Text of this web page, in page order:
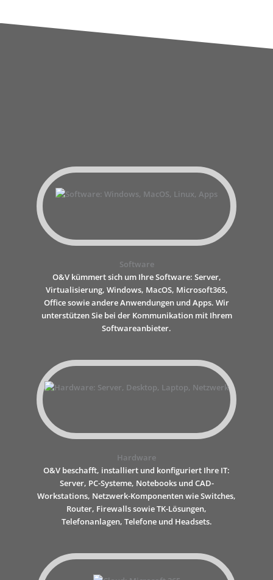
Software
O&V kümmert sich um Ihre Software: Server,
Virtualisierung, Windows, MacOS, Microsoft365,
Office sowie andere Anwendungen und Apps. Wir
unterstützen Sie bei der Kommunikation mit Ihrem
Softwareanbieter.
Hardware
O&V beschafft, installiert und konfiguriert Ihre IT:
Server, PC-Systeme, Notebooks und CAD-
Workstations, Netzwerk-Komponenten wie Switches,
Router, Firewalls sowie TK-Lösungen,
Telefonanlagen, Telefone und Headsets.